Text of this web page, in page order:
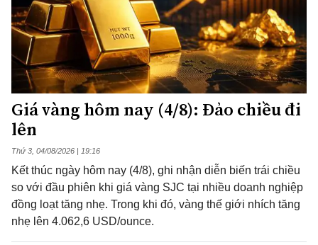
Giá vàng hôm nay (4/8): Đảo chiều đi
lên
Thứ 3, 04/08/2026 | 19:16
Kết thúc ngày hôm nay (4/8), ghi nhận diễn biến trái chiều
so với đầu phiên khi giá vàng SJC tại nhiều doanh nghiệp
đồng loạt tăng nhẹ. Trong khi đó, vàng thế giới nhích tăng
nhẹ lên 4.062,6 USD/ounce.